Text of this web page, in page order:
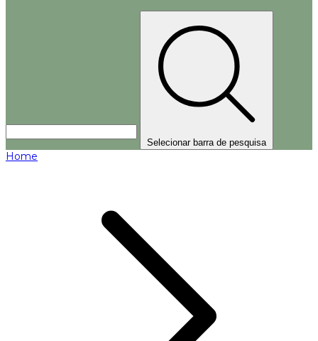
Selecionar barra de pesquisa
Home